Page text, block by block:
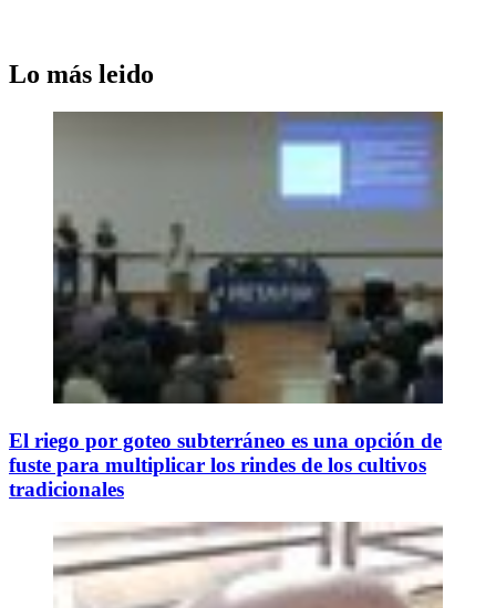
Lo más leido
El riego por goteo subterráneo es una opción de
fuste para multiplicar los rindes de los cultivos
tradicionales